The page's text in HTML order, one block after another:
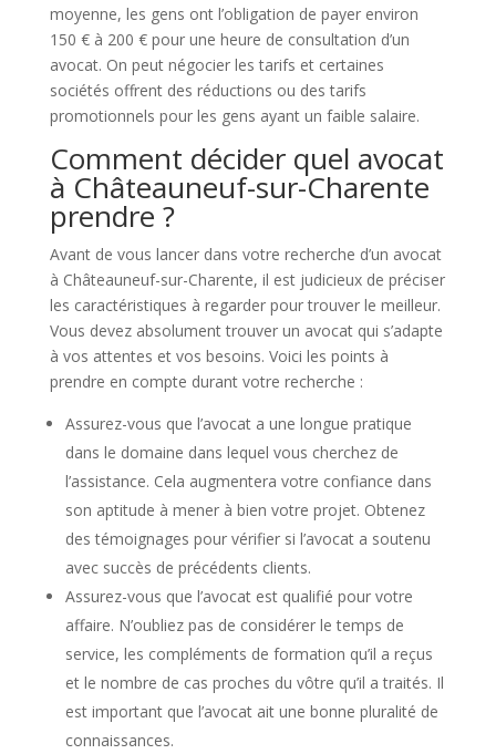
moyenne, les gens ont l’obligation de payer environ
150 € à 200 € pour une heure de consultation d’un
avocat. On peut négocier les tarifs et certaines
sociétés offrent des réductions ou des tarifs
promotionnels pour les gens ayant un faible salaire.
Comment décider quel avocat
à Châteauneuf-sur-Charente
prendre ?
Avant de vous lancer dans votre recherche d’un avocat
à Châteauneuf-sur-Charente, il est judicieux de préciser
les caractéristiques à regarder pour trouver le meilleur.
Vous devez absolument trouver un avocat qui s’adapte
à vos attentes et vos besoins. Voici les points à
prendre en compte durant votre recherche :
Assurez-vous que l’avocat a une longue pratique
dans le domaine dans lequel vous cherchez de
l’assistance. Cela augmentera votre confiance dans
son aptitude à mener à bien votre projet. Obtenez
des témoignages pour vérifier si l’avocat a soutenu
avec succès de précédents clients.
Assurez-vous que l’avocat est qualifié pour votre
affaire. N’oubliez pas de considérer le temps de
service, les compléments de formation qu’il a reçus
et le nombre de cas proches du vôtre qu’il a traités. Il
est important que l’avocat ait une bonne pluralité de
connaissances.